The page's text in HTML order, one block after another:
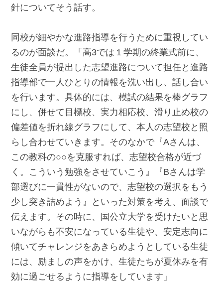
針についてそう話す。
同校が細やかな進路指導を行うために重視してい
るのが面談だ。「高3では１学期の終業式前に、
生徒全員が提出した志望進路について担任と進路
指導部で一人ひとりの情報を洗い出し、話し合い
を行います。具体的には、模試の結果を棒グラフ
にし、併せて目標校、実力相応校、滑り止め校の
偏差値を折れ線グラフにして、本人の志望校と照
らし合わせていきます。そのなかで『Aさんは、
この教科の○○を克服すれば、志望校合格が近づ
く。こういう勉強をさせていこう』『Bさんは学
部選びに一貫性がないので、志望校の選択をもう
少し突き詰めよう』といった対策を考え、面談で
伝えます。その時に、国公立大学を受けたいと思
いながらも不安になっている生徒や、安定志向に
傾いてチャレンジをあきらめようとしている生徒
には、励ましの声をかけ、生徒たちが夏休みを有
効に過ごせるように指導をしています」